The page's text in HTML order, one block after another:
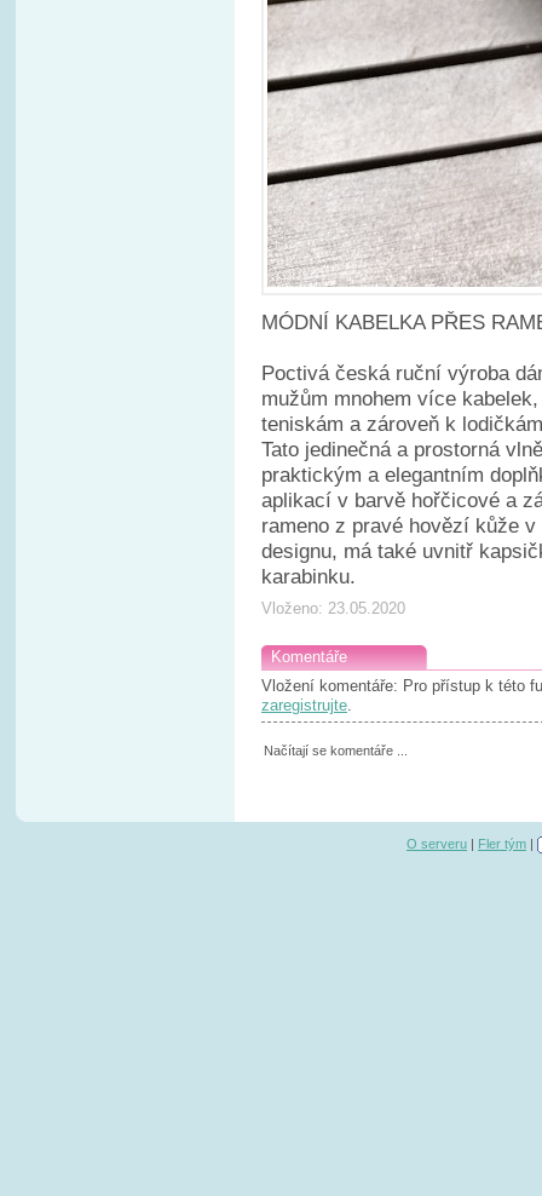
MÓDNÍ KABELKA PŘES
Poctivá česká ruční výroba
mužům mnohem více
teniskám a zároveň k
Tato jedinečná a prostorná
praktickým a elegantním
aplikací v barvě hořčicové a
rameno z pravé hovězí kůže
designu, má také uvnitř
karabinku.
Vloženo: 23.05.2020
Komentáře
Vložení komentáře: Pro přístup k této
zaregistrujte.
Načítají se komentáře ...
O serveru | Fler tým |